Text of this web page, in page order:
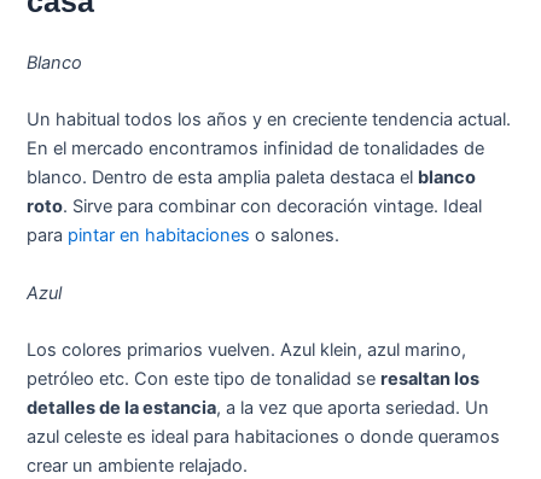
Blanco
Un habitual todos los años y en creciente tendencia actual.
En el mercado encontramos infinidad de tonalidades de
blanco. Dentro de esta amplia paleta destaca el blanco
roto. Sirve para combinar con decoración vintage. Ideal
para pintar en habitaciones o salones.
Azul
Los colores primarios vuelven. Azul klein, azul marino,
petróleo etc. Con este tipo de tonalidad seresaltan los
detalles de la estancia, a la vez que aporta seriedad. Un
azul celeste es ideal para habitaciones o donde queramos
crear un ambiente relajado.